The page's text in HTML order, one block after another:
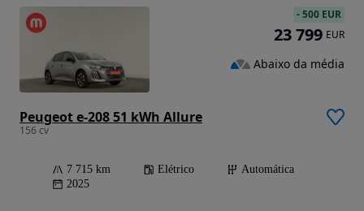
Peugeot e-208 51 kWh Allure
156 cv
7 715 km Elétrico
Automática
2025
-500 EUR
23 799 EUR
Abaixo da média